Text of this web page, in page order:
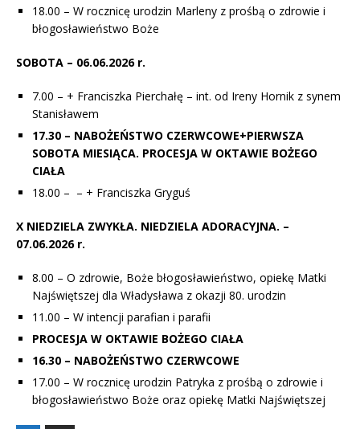
18.00 – W rocznicę urodzin Marleny z prośbą o zdrowie i
błogosławieństwo Boże
SOBOTA – 06.06.2026 r.
7.00 – + Franciszka Pierchałę – int. od Ireny Hornik z synem
Stanisławem
17.30 – NABOŻEŃSTWO CZERWCOWE+PIERWSZA
SOBOTA MIESIĄCA. PROCESJA W OKTAWIE BOŻEGO
CIAŁA
18.00 – – + Franciszka Gryguś
X NIEDZIELA ZWYKŁA. NIEDZIELA ADORACYJNA. –
07.06.2026 r.
8.00 – O zdrowie, Boże błogosławieństwo, opiekę Matki
Najświętszej dla Władysława z okazji 80. urodzin
11.00 – W intencji parafian i parafii
PROCESJA W OKTAWIE BOŻEGO CIAŁA
16.30 – NABOŻEŃSTWO CZERWCOWE
17.00 – W rocznicę urodzin Patryka z prośbą o zdrowie i
błogosławieństwo Boże oraz opiekę Matki Najświętszej